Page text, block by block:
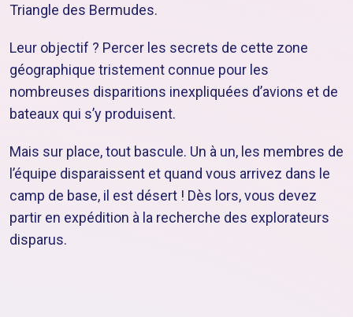
Triangle des Bermudes.
Leur objectif ? Percer les secrets de cette zone
géographique tristement connue pour les
nombreuses disparitions inexpliquées d’avions et de
bateaux qui s’y produisent.
Mais sur place, tout bascule. Un à un, les membres de
l’équipe disparaissent et quand vous arrivez dans le
camp de base, il est désert ! Dès lors, vous devez
partir en expédition à la recherche des explorateurs
disparus.